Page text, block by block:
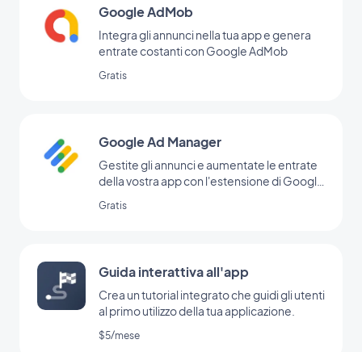
Google AdMob
Integra gli annunci nella tua app e genera
entrate costanti con Google AdMob
Gratis
Google Ad Manager
Gestite gli annunci e aumentate le entrate
della vostra app con l'estensione di Google
Gratis
Guida interattiva all'app
Crea un tutorial integrato che guidi gli utenti
al primo utilizzo della tua applicazione.
$5/mese